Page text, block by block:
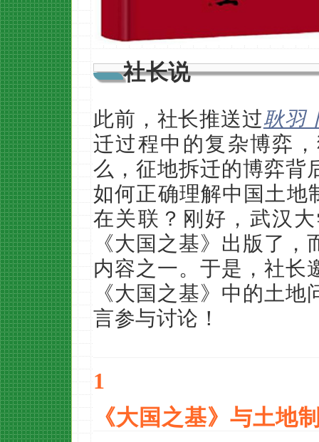
社长说
此前，社长推送过耿羽
迁过程中的复杂博弈
么，征地拆迁的博弈背
如何正确理解中国土地
在关联？刚好，武汉
《大国之基》出版了
内容之一。于是，社长
《大国之基》中的土
言参与讨论！
1
《大国之基》与土地